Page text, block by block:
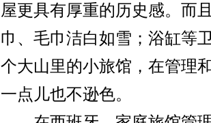
屋更具有厚重的历史感。而
巾、毛巾洁白如雪；浴缸等
个大山里的小旅馆，在管理
一点儿也不逊色。